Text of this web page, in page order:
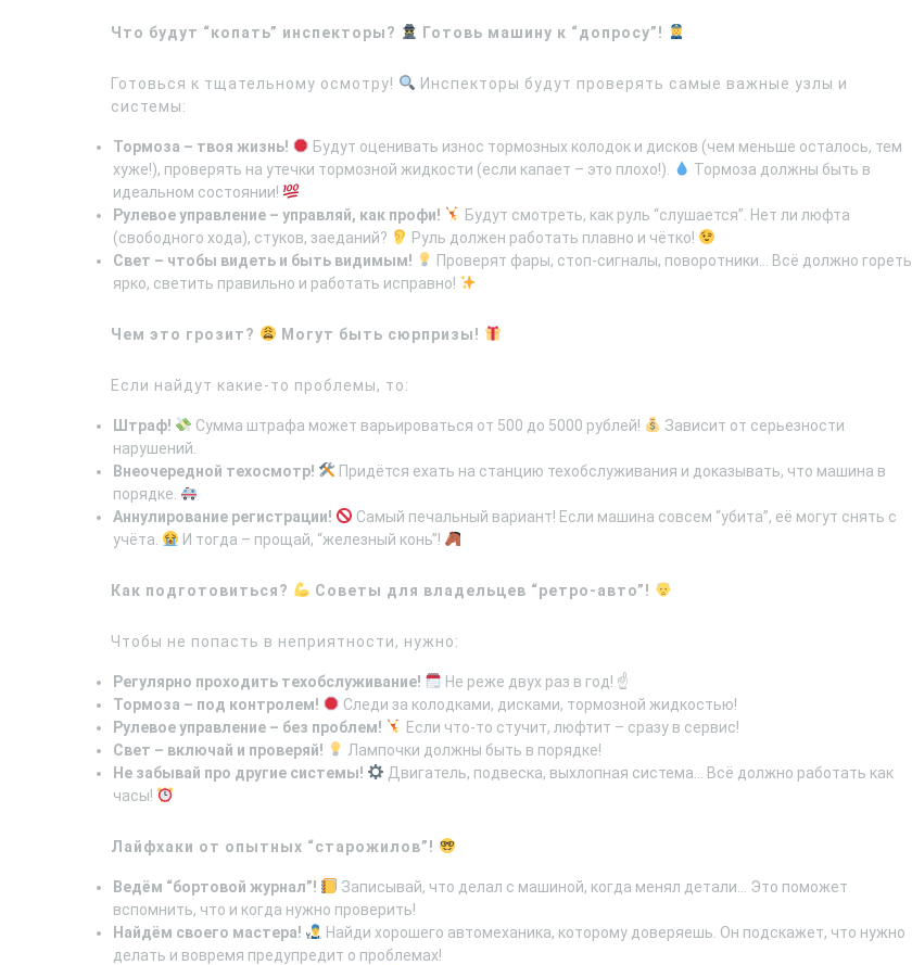
Что будут “копать” инспекторы? Готовь машину к “допросу”!
Готовься к тщательному осмотру!
Инспекторы будут проверять самые важные узлы и
системы:
Тормоза – твоя жизнь!
Будут оценивать износ тормозных колодок и дисков (чем меньше осталось, тем
хуже!), проверять на утечки тормозной жидкости (если капает – это плохо!).
Тормоза должны быть в
идеальном состоянии!
Рулевое управление – управляй, как профи!
Будут смотреть, как руль “слушается”. Нет ли люфта
(свободного хода), стуков, заеданий?
Руль должен работать плавно и чётко!
Свет – чтобы видеть и быть видимым!
Проверят фары, стоп-сигналы, поворотники… Всё должно гореть
ярко, светить правильно и работать исправно!
Чем это грозит? Могут быть сюрпризы!
Если найдут какие-то проблемы, то:
Штраф! Сумма штрафа может варьироваться от 500 до 5000 рублей!
Зависит от серьезности
нарушений.
Внеочередной техосмотр!
Придётся ехать на станцию техобслуживания и доказывать, что машина в
порядке.
Аннулирование регистрации!
Самый печальный вариант! Если машина совсем “убита”, её могут снять с
учёта.
И тогда – прощай, “железный конь”!
Как подготовиться? Советы для владельцев “ретро-авто”!
Чтобы не попасть в неприятности, нужно:
Регулярно проходить техобслуживание!
Не реже двух раз в год! ☝️
Тормоза – под контролем!
Следи за колодками, дисками, тормозной жидкостью!
Рулевое управление – без проблем!
Если что-то стучит, люфтит – сразу в сервис!
Свет – включай и проверяй!
Лампочки должны быть в порядке!
Не забывай про другие системы!
Двигатель, подвеска, выхлопная система… Всё должно работать как
часы!
Лайфхаки от опытных “старожилов”!
Ведём “бортовой журнал”!
Записывай, что делал с машиной, когда менял детали… Это поможет
вспомнить, что и когда нужно проверить!
Найдём своего мастера!
Найди хорошего автомеханика, которому доверяешь. Он подскажет, что нужно
делать и вовремя предупредит о проблемах!